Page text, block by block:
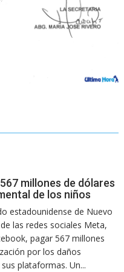
millones de dólares
de los niños
estadounidense de Nuevo
las redes sociales Meta,
pagar 567 millones
por los daños
plataformas. Un...